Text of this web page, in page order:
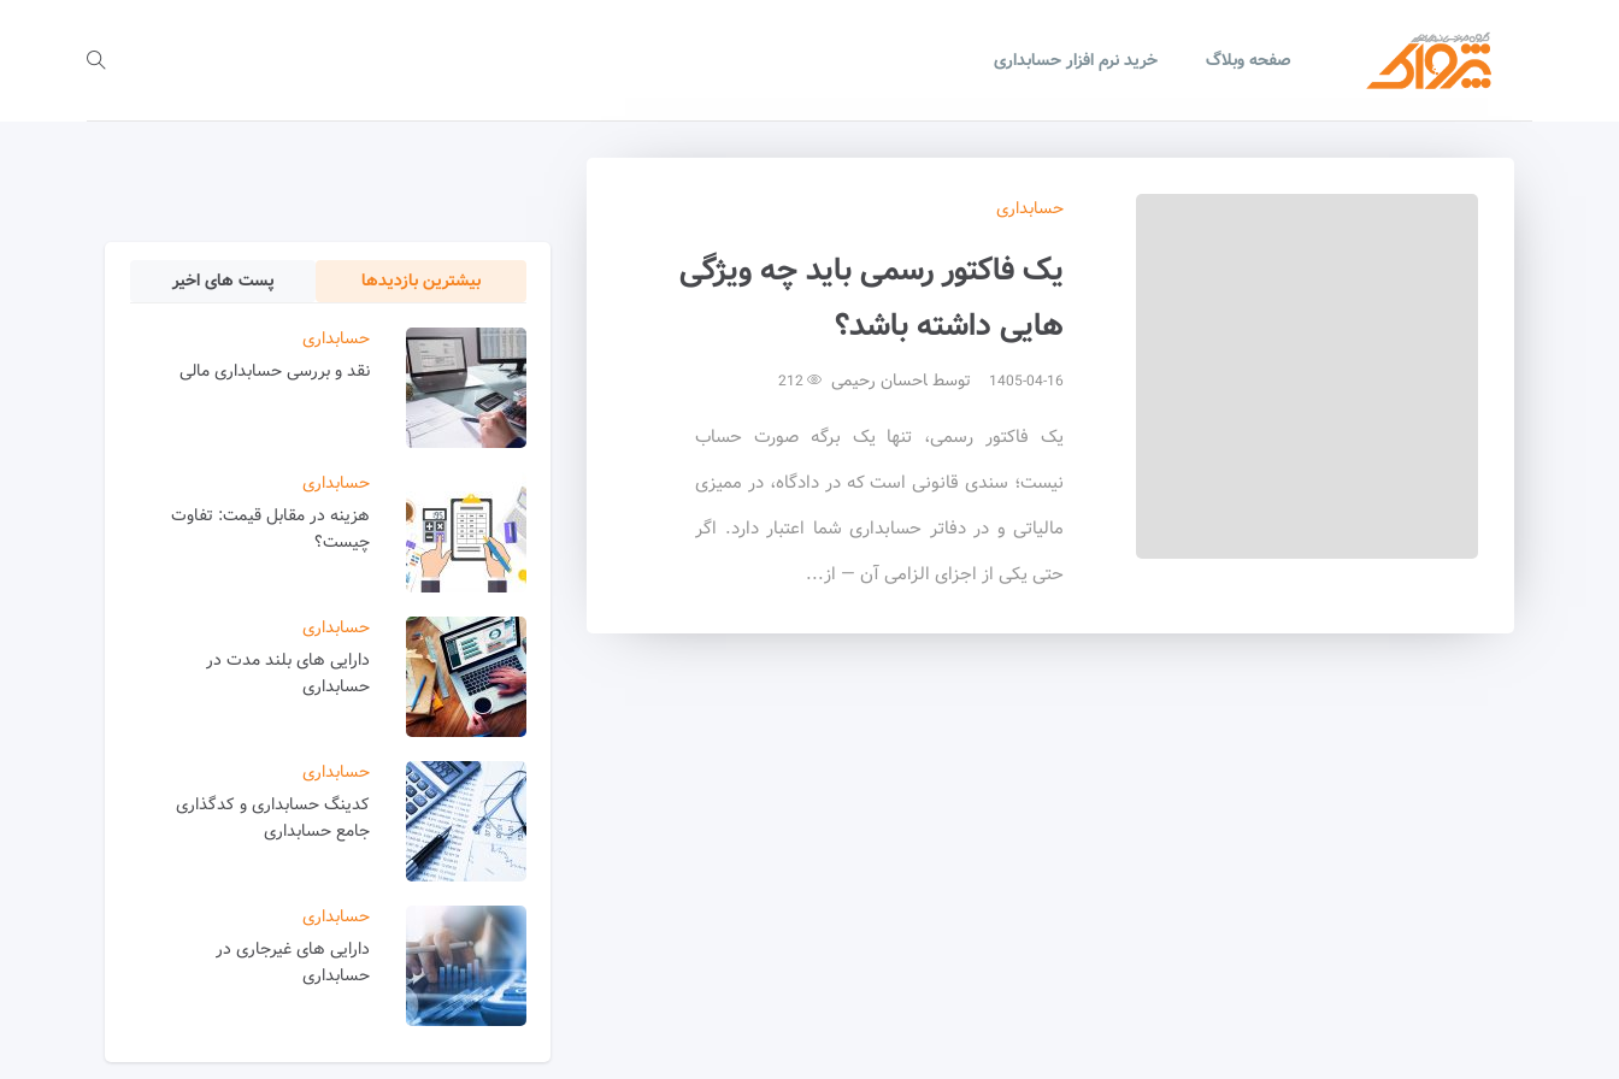
صفحه وبلاگ خرید نرم افزار حسابداری
حسابداری
یک فاکتور رسمی باید چه ویژگی
هایی داشته باشد؟
1405-04-16 توسط احسان رحیمی
یک فاکتور رسمی، تنها یک برگه صورت حساب
نیست؛ سندی قانونی است که در دادگاه، در ممیزی
مالیاتی و در دفاتر حسابداری شما اعتبار دارد. اگر
حتی یکی از اجزای الزامی آن — از...
بیشترین بازدیدها پست های اخیر
حسابداری
نقد و بررسی حسابداری مالی
حسابداری
هزینه در مقابل قیمت: تفاوت
چیست؟
حسابداری
دارایی های بلند مدت در
حسابداری
حسابداری
کدینگ حسابداری و کدگذاری
جامع حسابداری
حسابداری
دارایی های غیرجاری در
حسابداری